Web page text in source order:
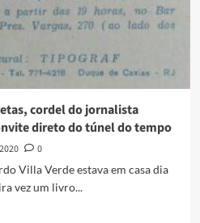
cordel do jornalista
direto do túnel do tempo
0
Villa Verde estava em casa dia
vez um livro...